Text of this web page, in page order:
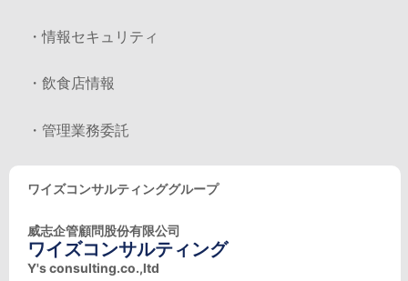
・情報セキュリティ
・飲食店情報
・管理業務委託
ワイズコンサルティンググループ
威志企管顧問股份有限公司
ワイズコンサルティング
Y's consulting.co.,ltd